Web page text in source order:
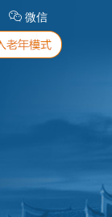
微信